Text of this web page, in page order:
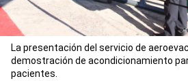
La presentación del servicio de
demostración de acondicionamiento
pacientes.